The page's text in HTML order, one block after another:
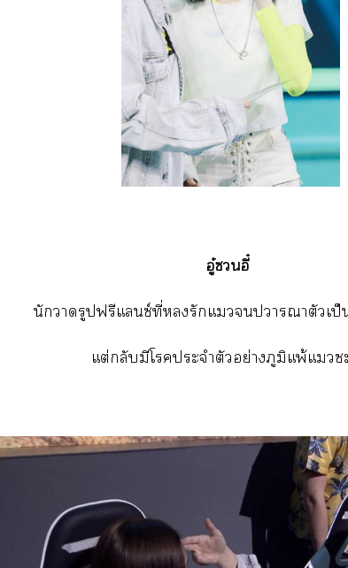
อู๋อี๋
นัการูปฟรีแซ์ที่รักแาาตัวเป็
แต่กลับมีโประจำตัวอย่างภูมิแพ้แ